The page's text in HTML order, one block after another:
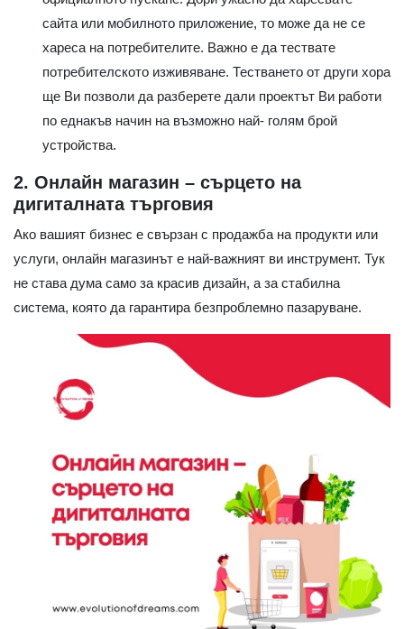
сайта или мобилното приложение, то може да не се
хареса на потребителите. Важно е да тествате
потребителското изживяване. Тестването от други хора
ще Ви позволи да разберете дали проектът Ви работи
по еднакъв начин на възможно най- голям брой
устройства.
2. Онлайн магазин – сърцето на
дигиталната търговия
Ако вашият бизнес е свързан с продажба на продукти или
услуги, онлайн магазинът е най-важният ви инструмент. Тук
не става дума само за красив дизайн, а за стабилна
система, която да гарантира безпроблемно пазаруване.